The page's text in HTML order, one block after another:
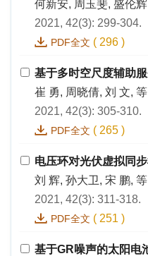
何新安, 周玉斐, 盛伦辉
2021, 42(3): 299-304.
PDF全文 ( 296 )
基于多时空尺度辅助
崔 勇, 周晓倩, 刘 文, 等
2021, 42(3): 305-310.
PDF全文 ( 265 )
电压环对光伏虚拟同
刘 辉, 孙大卫, 宋 鹏, 等
2021, 42(3): 311-318.
PDF全文 ( 251 )
基于GR噪声的太阳电